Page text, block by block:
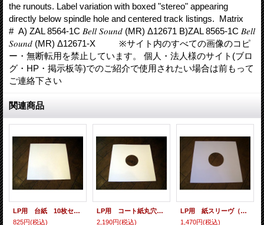
the runouts. Label variation with boxed "stereo" appearing
directly below spindle hole and centered track listings. Matrix
# A) ZAL 8564-1C 𝐵𝑒𝑙𝑙 𝑆𝑜𝑢𝑛𝑑 (MR) Δ12671 B)ZAL 8565-1C 𝐵𝑒𝑙𝑙
𝑆𝑜𝑢𝑛𝑑 (MR) Δ12671-X ※サイト内のすべての画像のコピ
ー・無断転用を禁止しています。 個人・法人様のサイト(ブロ
グ・HP・掲示板等)でのご紹介で使用されたい場合は前もって
ご連絡下さい
関連商品
LP用 台紙 10枚セット
825円(税込)
LP用 コート紙丸穴ジャケ 10枚セット
2,190円(税込)
LP用 紙スリーヴ（レギュラー 四角の角） 10枚セット
1,470円(税込)